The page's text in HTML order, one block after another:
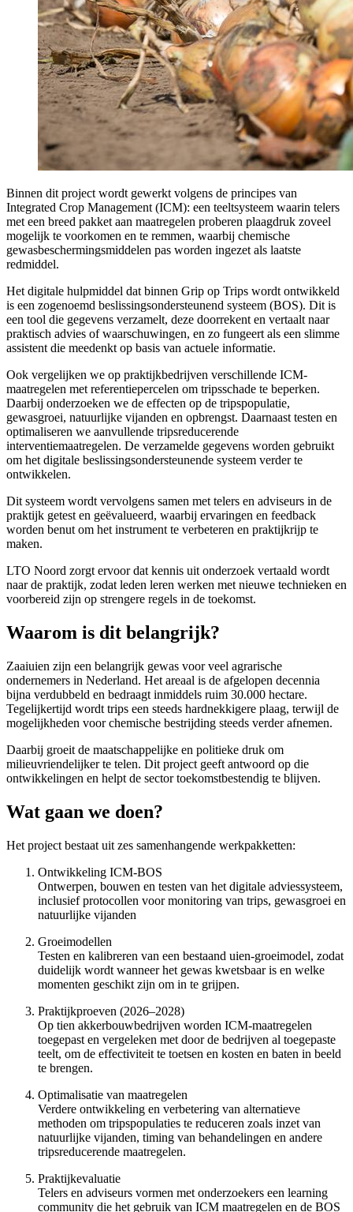
Binnen dit project wordt gewerkt volgens de principes van
Integrated Crop Management (ICM): een teeltsysteem waarin telers
met een breed pakket aan maatregelen proberen plaagdruk zoveel
mogelijk te voorkomen en te remmen, waarbij chemische
gewasbeschermingsmiddelen pas worden ingezet als laatste
redmiddel.
Het digitale hulpmiddel dat binnen Grip op Trips wordt ontwikkeld
is een zogenoemd beslissingsondersteunend systeem (BOS). Dit is
een tool die gegevens verzamelt, deze doorrekent en vertaalt naar
praktisch advies of waarschuwingen, en zo fungeert als een slimme
assistent die meedenkt op basis van actuele informatie.
Ook vergelijken we op praktijkbedrijven verschillende ICM-
maatregelen met referentiepercelen om tripsschade te beperken.
Daarbij onderzoeken we de effecten op de tripspopulatie,
gewasgroei, natuurlijke vijanden en opbrengst. Daarnaast testen en
optimaliseren we aanvullende tripsreducerende
interventiemaatregelen. De verzamelde gegevens worden gebruikt
om het digitale beslissingsondersteunende systeem verder te
ontwikkelen.
Dit systeem wordt vervolgens samen met telers en adviseurs in de
praktijk getest en geëvalueerd, waarbij ervaringen en feedback
worden benut om het instrument te verbeteren en praktijkrijp te
maken.
LTO Noord zorgt ervoor dat kennis uit onderzoek vertaald wordt
naar de praktijk, zodat leden leren werken met nieuwe technieken en
voorbereid zijn op strengere regels in de toekomst.
Waarom is dit belangrijk?
Zaaiuien zijn een belangrijk gewas voor veel agrarische
ondernemers in Nederland. Het areaal is de afgelopen decennia
bijna verdubbeld en bedraagt inmiddels ruim 30.000 hectare.
Tegelijkertijd wordt trips een steeds hardnekkigere plaag, terwijl de
mogelijkheden voor chemische bestrijding steeds verder afnemen.
Daarbij groeit de maatschappelijke en politieke druk om
milieuvriendelijker te telen. Dit project geeft antwoord op die
ontwikkelingen en helpt de sector toekomstbestendig te blijven.
Wat gaan we doen?
Het project bestaat uit zes samenhangende werkpakketten:
Ontwikkeling ICM-BOS
Ontwerpen, bouwen en testen van het digitale adviessysteem,
inclusief protocollen voor monitoring van trips, gewasgroei en
natuurlijke vijanden
Groeimodellen
Testen en kalibreren van een bestaand uien-groeimodel, zodat
duidelijk wordt wanneer het gewas kwetsbaar is en welke
momenten geschikt zijn om in te grijpen.
Praktijkproeven (2026–2028)
Op tien akkerbouwbedrijven worden ICM-maatregelen
toegepast en vergeleken met door de bedrijven al toegepaste
teelt, om de effectiviteit te toetsen en kosten en baten in beeld
te brengen.
Optimalisatie van maatregelen
Verdere ontwikkeling en verbetering van alternatieve
methoden om tripspopulaties te reduceren zoals inzet van
natuurlijke vijanden, timing van behandelingen en andere
tripsreducerende maatregelen.
Praktijkevaluatie
Telers en adviseurs vormen met onderzoekers een learning
community die het gebruik van ICM maatregelen en de BOS